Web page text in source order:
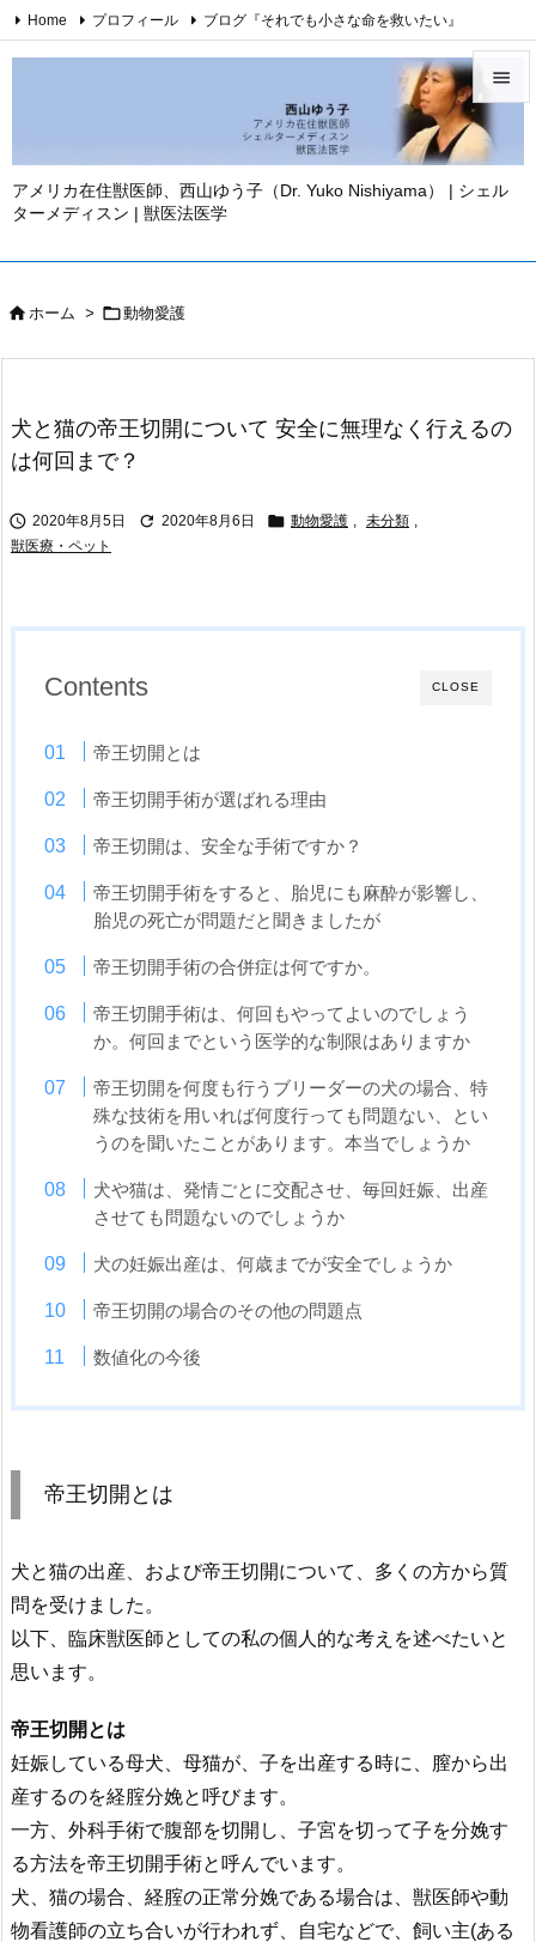
アメリカ在住獣医師、西山ゆう子（Dr. Yuko Nishiyama） | シェル
ターメディスン | 獣医法医学



Home プロフィール ブログ『それでも小さな命を救いたい』
西山ゆう子・YouTubeチャンネル 西山ゆう子・刊行著書
Facebook Instagram
ホーム > 動物愛護
犬と猫の帝王切開について 安全に無理なく行えるの
は何回まで？
 2020年8月5日  2020年8月6日  動物愛護 , 未分類 ,
獣医療・ペット
CLOSE
Contents
帝王切開とは
帝王切開手術が選ばれる理由
帝王切開は、安全な手術ですか？
帝王切開手術をすると、胎児にも麻酔が影響し、
胎児の死亡が問題だと聞きましたが
帝王切開手術の合併症は何ですか。
帝王切開手術は、何回もやってよいのでしょう
か。何回までという医学的な制限はありますか
帝王切開を何度も行うブリーダーの犬の場合、特
殊な技術を用いれば何度行っても問題ない、とい
うのを聞いたことがあります。本当でしょうか
犬や猫は、発情ごとに交配させ、毎回妊娠、出産
させても問題ないのでしょうか
犬の妊娠出産は、何歳までが安全でしょうか
帝王切開の場合のその他の問題点
数値化の今後
帝王切開とは
犬と猫の出産、および帝王切開について、多くの方から質
問を受けました。
以下、臨床獣医師としての私の個人的な考えを述べたいと
思います。
帝王切開とは
妊娠している母犬、母猫が、子を出産する時に、膣から出
産するのを経腟分娩と呼びます。
一方、外科手術で腹部を切開し、子宮を切って子を分娩す
る方法を帝王切開手術と呼んでいます。
犬、猫の場合、経腟の正常分娩である場合は、獣医師や動
物看護師の立ち合いが行われず、自宅などで、飼い主(ある